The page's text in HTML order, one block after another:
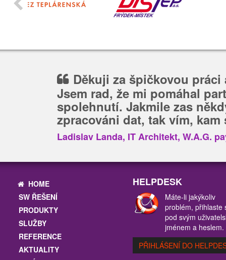
Děkuji za špičkovou
Jsem rad, že mi pomáhal
spolehnutí. Jakmile zas
zpracováni dat, tak vím,
Ladislav Landa, IT Architekt, W.A.G.
HOME
SW ŘEŠENÍ
PRODUKTY
SLUŽBY
REFERENCE
AKTUALITY
HELPDESK
Máte-li jakýkoliv
problém, přihlaste
pod svým
jménem a heslem.
PŘIHLÁŠENÍ DO